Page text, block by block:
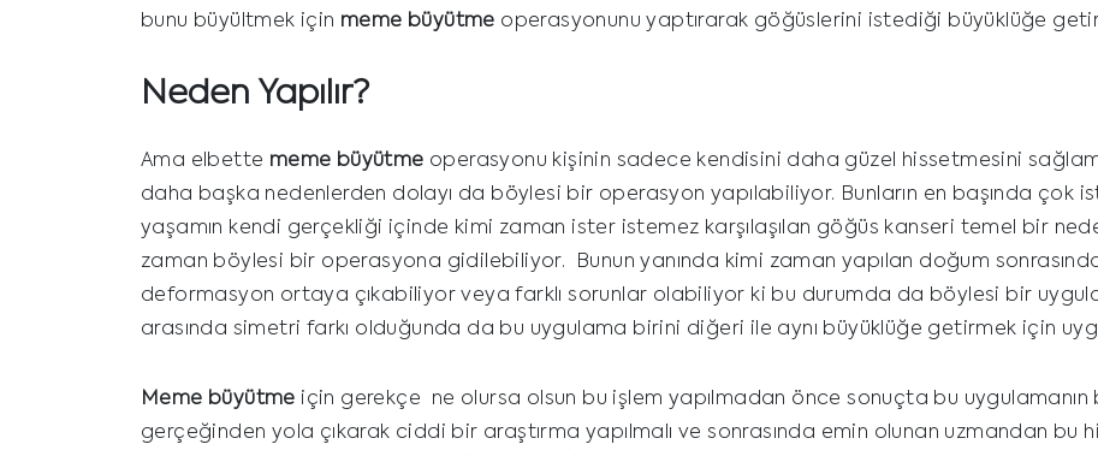
bunu büyültmek için meme büyütme operasyonunu yaptırarak göğüslerini istediği büyüklüğe
Neden Yapılır?
Ama elbette meme büyütme operasyonu kişinin sadece kendisini daha güzel hissetmesini
daha başka nedenlerden dolayı da böylesi bir operasyon yapılabiliyor. Bunların en başında çok
yaşamın kendi gerçekliği içinde kimi zaman ister istemez karşılaşılan göğüs kanseri temel bir
zaman böylesi bir operasyona gidilebiliyor. Bunun yanında kimi zaman yapılan doğum
deformasyon ortaya çıkabiliyor veya farklı sorunlar olabiliyor ki bu durumda da böylesi bir
arasında simetri farkı olduğunda da bu uygulama birini diğeri ile aynı büyüklüğe getirmek için
Meme büyütme için gerekçe ne olursa olsun bu işlem yapılmadan önce sonuçta bu
gerçeğinden yola çıkarak ciddi bir araştırma yapılmalı ve sonrasında emin olunan uzmandan bu